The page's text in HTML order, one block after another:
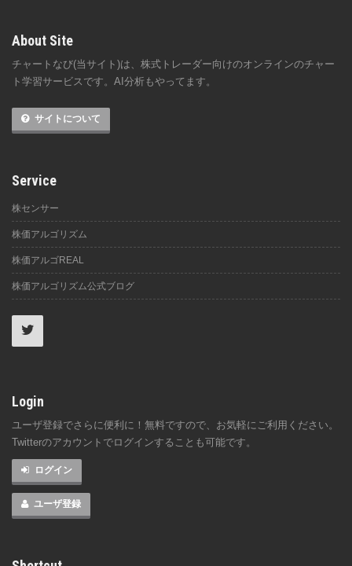
About Site
チャートなび(当サイト)は、株式トレーダー向けのオンラインのチャー
ト学習サービスです。AI分析もやってます。
サイトについて
Service
株センサー
株価アルゴリズム
株価アルゴREAL
株価アルゴリズム公式ブログ
Login
ユーザ登録でさらに便利に！無料ですので、お気軽にご利用ください。
Twitterのアカウントでログインすることも可能です。
ログイン
ユーザ登録